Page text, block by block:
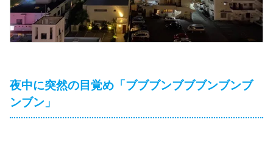
夜中に突然の目覚め「ブブブンブブブンブンブ
ンブン」